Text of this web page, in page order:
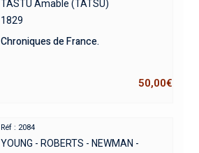
TASTU Amable (TATSU)
1829
Chroniques de France.
50,00€
Réf : 2084
YOUNG - ROBERTS - NEWMAN -